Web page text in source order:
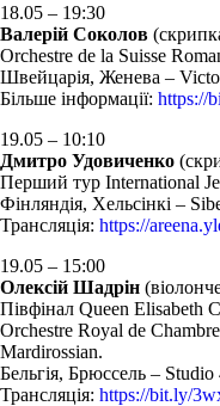
18.05 – 19:30
Валерій Соколов
Orchestre de la Suisse
Швейцарія, Женева –
Більше інформації: https://
19.05 – 10:10
Дмитро Удовиченко
Перший тур International
Фінляндія, Хельсінкі –
Трансляція: https://
19.05 – 15:00
Олексій Шадрін
Півфінал Queen Elisabeth
Orchestre Royal de
Mardirossian.
Бельгія, Брюссель –
Трансляція: https://bit.ly/